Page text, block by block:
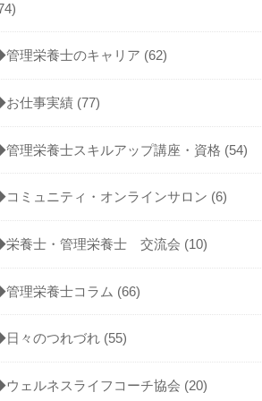
理栄養士のキャリア (62)
仕事実績 (77)
理栄養士スキルアップ講座・資格 (54)
ミュニティ・オンラインサロン (6)
養士・管理栄養士 交流会 (10)
理栄養士コラム (66)
々のつれづれ (55)
ェルネスライフコーチ協会 (20)